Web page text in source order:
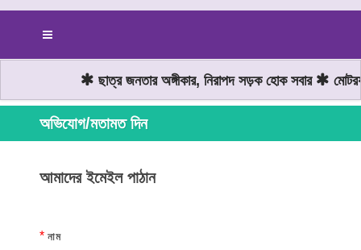
ছাত্র জনতার অঙ্গীকার, নিরাপদ সড়ক হোক সবার
অভিযোগ/মতামত দিন
আমাদের ইমেইল পাঠান
* নাম